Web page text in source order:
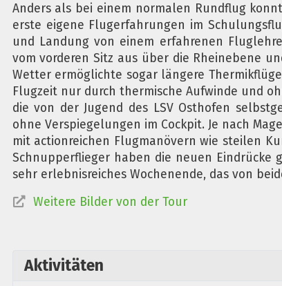
Aktivitäten
Anders als bei einem normalen Rundflug
erste eigene Flugerfahrungen im
und Landung von einem erfahrenen
vom vorderen Sitz aus über die Rheinebene
Wetter ermöglichte sogar längere
Flugzeit nur durch thermische Aufwinde und
die von der Jugend des LSV Osthofen
ohne Verspiegelungen im Cockpit. Je nach
mit actionreichen Flugmanövern wie steilen
Schnupperflieger haben die neuen Eindrücke
sehr erlebnisreiches Wochenende, das von
Weitere Bilder von der Tour